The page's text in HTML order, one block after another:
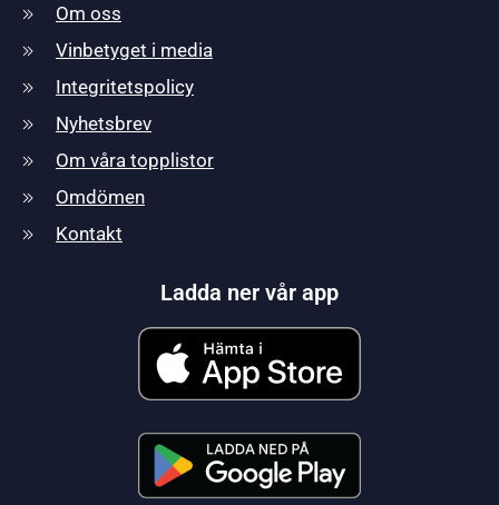
Om oss
Vinbetyget i media
Integritetspolicy
Nyhetsbrev
Om våra topplistor
Omdömen
Kontakt
Ladda ner vår app